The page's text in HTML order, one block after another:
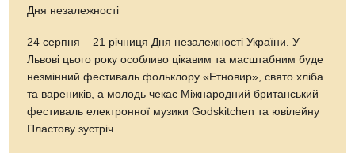
Дня незалежності
24 серпня – 21 річниця Дня незалежності України. У
Львові цього року особливо цікавим та масштабним буде
незмінний фестиваль фольклору «Етновир», свято хліба
та вареників, а молодь чекає Міжнародний британський
фестиваль електронної музики Godskitchen та ювілейну
Пластову зустріч.